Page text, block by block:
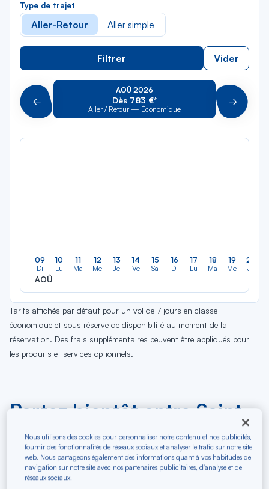
Type de trajet
Aller-Retour Aller simple
Filtrer Vider
Précédent
AOÛ 2026
Dès 783 €*
Aller / Retour — Économique Suivant
09
Di
AOÛ
10
Lu
11
Ma
12
Me
13
Je
14
Ve
15
Sa
16
Di
17
Lu
18
Ma
19
Me
20
Je
Tarifs affichés par défaut pour un vol de 7 jours en classe
économique et sous réserve de disponibilité au moment de la
réservation. Des frais supplémentaires peuvent être appliqués pour
les produits et services optionnels.
Partez bientôt entre Saint-
Martin (Grand Case) et
Paris
Nous utilisons des cookies pour personnaliser notre contenu et nos publicités,
fournir des fonctionnalités de réseaux sociaux et analyser le trafic sur notre site
web. Nous partageons également des informations quant à vos habitudes de
navigation sur notre site avec nos partenaires publicitaires, d'analyse et de
réseaux sociaux.